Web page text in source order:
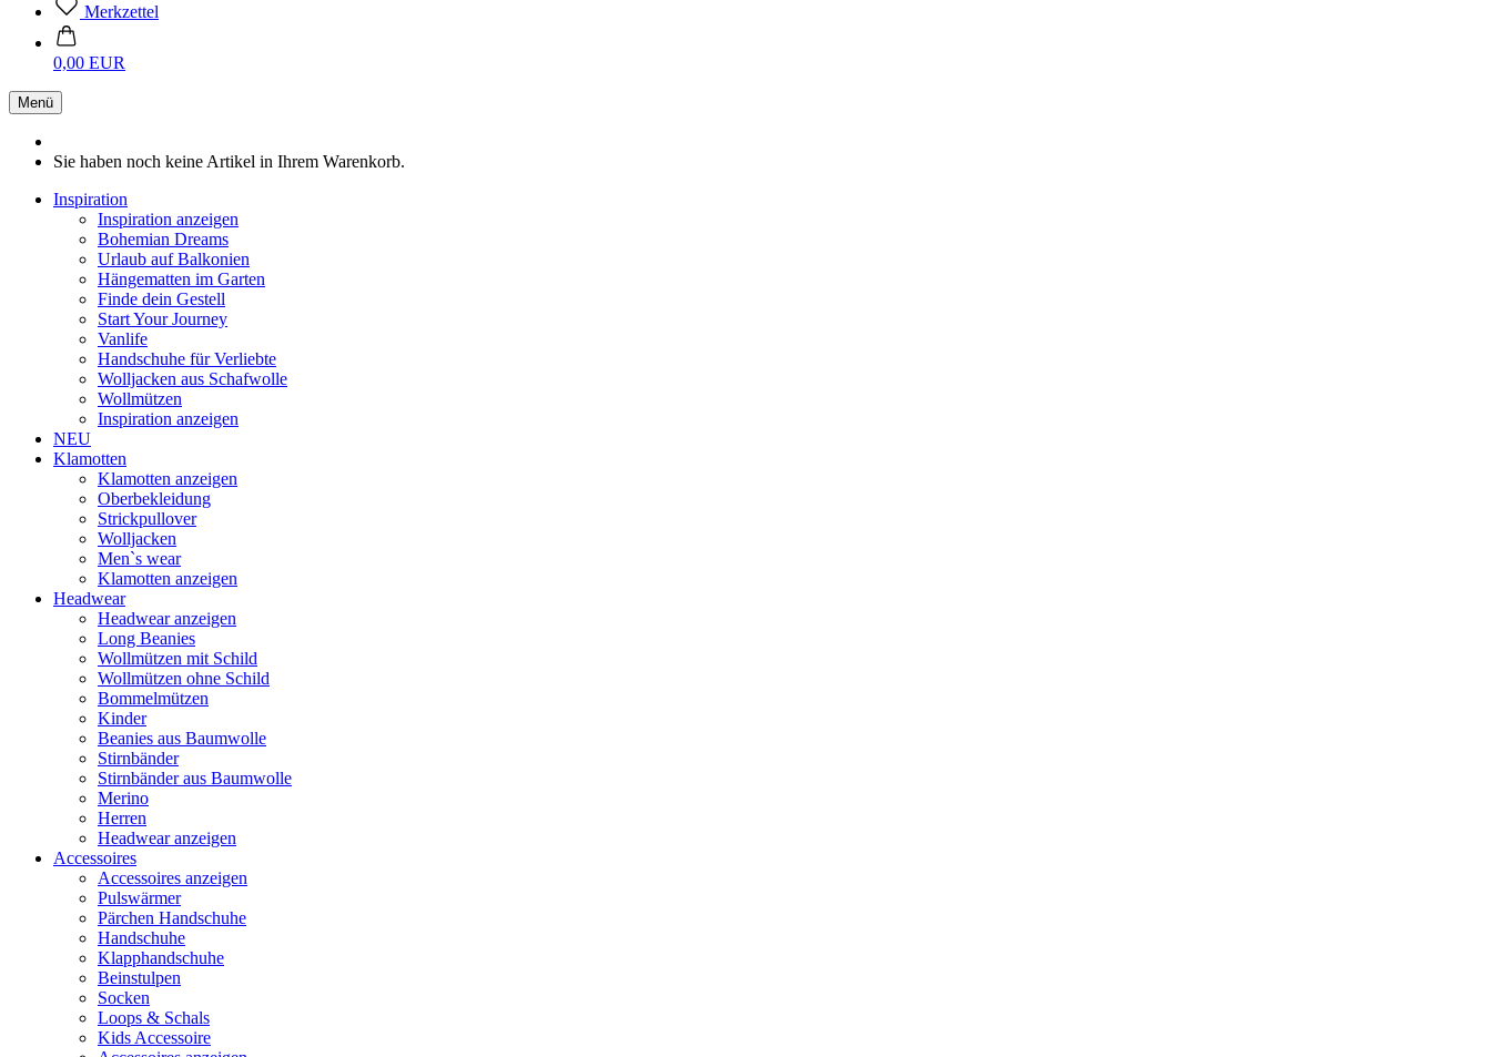
Merkzettel
0,00 EUR
Menü
Sie haben noch keine Artikel in Ihrem Warenkorb.
Inspiration
Inspiration anzeigen
Bohemian Dreams
Urlaub auf Balkonien
Hängematten im Garten
Finde dein Gestell
Start Your Journey
Vanlife
Handschuhe für Verliebte
Wolljacken aus Schafwolle
Wollmützen
Inspiration anzeigen
NEU
Klamotten
Klamotten anzeigen
Oberbekleidung
Strickpullover
Wolljacken
Men`s wear
Klamotten anzeigen
Headwear
Headwear anzeigen
Long Beanies
Wollmützen mit Schild
Wollmützen ohne Schild
Bommelmützen
Kinder
Beanies aus Baumwolle
Stirnbänder
Stirnbänder aus Baumwolle
Merino
Herren
Headwear anzeigen
Accessoires
Accessoires anzeigen
Pulswärmer
Pärchen Handschuhe
Handschuhe
Klapphandschuhe
Beinstulpen
Socken
Loops & Schals
Kids Accessoire